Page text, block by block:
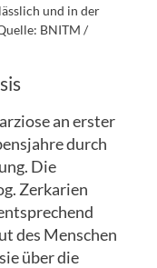
und in der
BNITM /
an erster
durch
Die
Zerkarien
des Menschen
über die